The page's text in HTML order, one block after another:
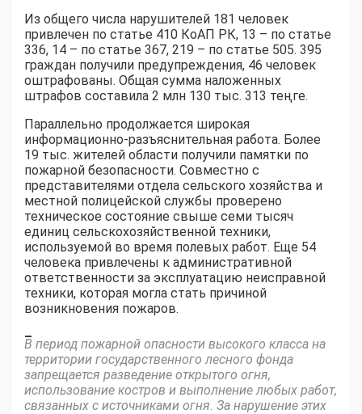
Из общего числа нарушителей 181 человек
привлечен по статье 410 КоАП РК, 13 – по статье
336, 14 – по статье 367, 219 – по статье 505. 395
граждан получили предупреждения, 46 человек
оштрафованы. Общая сумма наложенных
штрафов составила 2 млн 130 тыс. 313 теңге.
Параллельно продолжается широкая
информационно-разъяснительная работа. Более
19 тыс. жителей области получили памятки по
пожарной безопасности. Совместно с
представителями отдела сельского хозяйства и
местной полицейской службы проверено
техническое состояние свыше семи тысяч
единиц сельскохозяйственной техники,
используемой во время полевых работ. Еще 54
человека привлечены к административной
ответственности за эксплуатацию неисправной
техники, которая могла стать причиной
возникновения пожаров.
–
В период пожарной опасности высокого класса на
территории государственного лесного фонда
запрещается разведение открытого огня,
использование костров и выполнение любых работ,
связанных с источниками огня. За нарушение этих